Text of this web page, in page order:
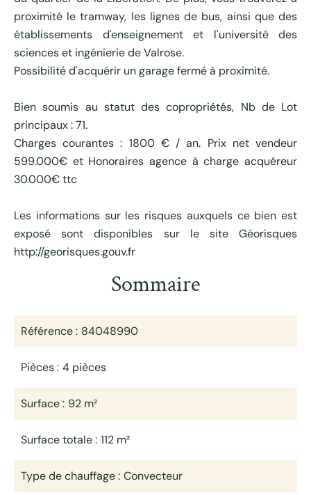
proximité le tramway, les lignes de bus, ainsi que des
établissements d'enseignement et l'université des
sciences et ingénierie de Valrose.
Possibilité d'acquérir un garage fermé à proximité.
Bien soumis au statut des copropriétés, Nb de Lot
principaux : 71.
Charges courantes : 1800 € / an. Prix net vendeur
599.000€ et Honoraires agence à charge acquéreur
30.000€ ttc
Les informations sur les risques auxquels ce bien est
exposé sont disponibles sur le site Géorisques
http://georisques.gouv.fr
Sommaire
Référence 84048990
Pièces 4 pièces
Surface 92 m²
Surface totale 112 m²
Type de chauffage Convecteur